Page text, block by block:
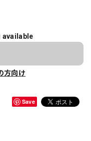
available
方向け
Save